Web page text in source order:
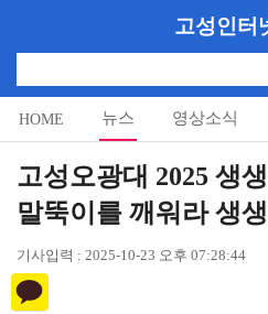
고성인터
HOME 뉴스 영상소식
알림마당
고성오광대 2025 생
말뚝이를 깨워라 생
기사입력 : 2025-10-23 오후 07:28:44